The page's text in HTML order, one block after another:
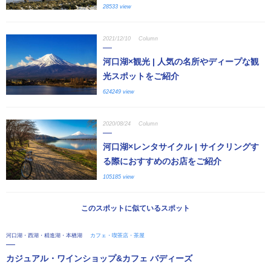
28533 view
2021/12/10 Column
河口湖×観光 | 人気の名所やディープな観
光スポットをご紹介
624249 view
2020/08/24 Column
河口湖×レンタサイクル | サイクリングす
る際におすすめのお店をご紹介
105185 view
このスポットに似ているスポット
河口湖・西湖・精進湖・本栖湖 カフェ・喫茶店・茶屋
カジュアル・ワインショップ&カフェ バディーズ